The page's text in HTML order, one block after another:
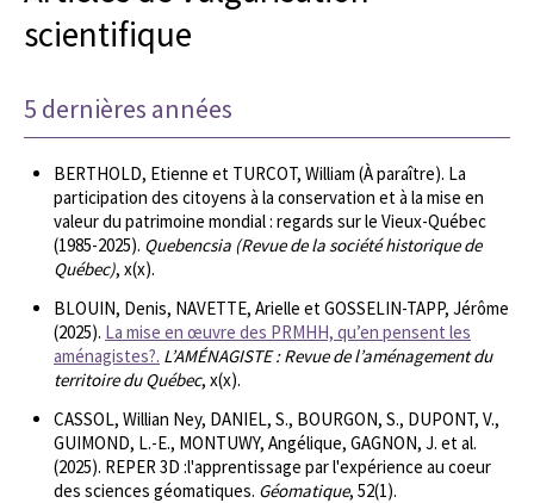
scientifique
5 dernières années
BERTHOLD, Etienne et TURCOT, William (À paraître). La
participation des citoyens à la conservation et à la mise en
valeur du patrimoine mondial : regards sur le Vieux-Québec
(1985-2025). Quebencsia (Revue de la société historique de
Québec), x(x).
BLOUIN, Denis, NAVETTE, Arielle et GOSSELIN-TAPP, Jérôme
(2025). La mise en œuvre des PRMHH, qu’en pensent les
aménagistes?. L’AMÉNAGISTE : Revue de l’aménagement du
territoire du Québec, x(x).
CASSOL, Willian Ney, DANIEL, S., BOURGON, S., DUPONT, V.,
GUIMOND, L.-E., MONTUWY, Angélique, GAGNON, J. et al.
(2025). REPER 3D :l'apprentissage par l'expérience au coeur
des sciences géomatiques. Géomatique, 52(1).